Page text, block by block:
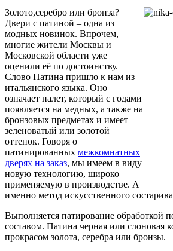
Золото,серебро или бронза?
Двери с патиной – одна из
модных новинок. Впрочем,
многие жители Москвы и
Московской области уже
оценили её по достоинству.
Слово Патина пришло к нам из
итальянского языка. Оно
означает налет, который с годами
появляется на медных, а также на
бронзовых предметах и имеет
зеленоватый или золотой
оттенок. Говоря о
патинированных межкомнатных
дверях на заказ, мы имеем в виду
новую технологию, широко
применяемую в производстве. А
именно метод искусственного
Выполняется патирование обработкой
составом. Патина черная или слоновая
прокрасом золота, серебра или бронзы.